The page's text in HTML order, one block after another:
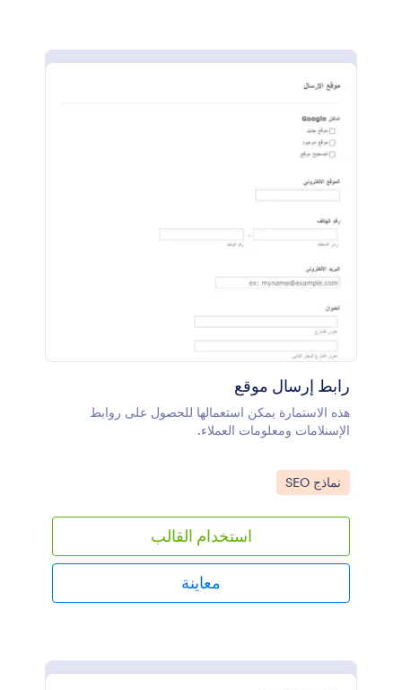
رابط إرسال موقع
هذه الاستمارة يمكن استعمالها للحصول على روابط
الإسنلامات ومعلومات العملاء.
Go to Category:
نماذج SEO
استخدام القالب
معاينة